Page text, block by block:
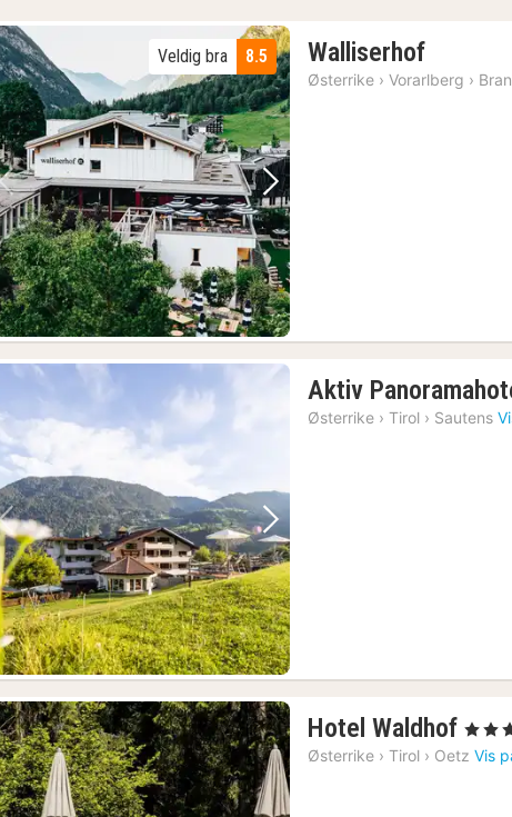
Forrige bilde Neste bilde
8.5
Veldig bra Walliserhof1
natt
Østerrike › Vorarlberg ›
Forrige bilde Neste bilde
Aktiv
Østerrike › Tirol › Sautens
Hotel Waldhof 1
natt
, 4
Østerrike › Tirol › Oetz Vis